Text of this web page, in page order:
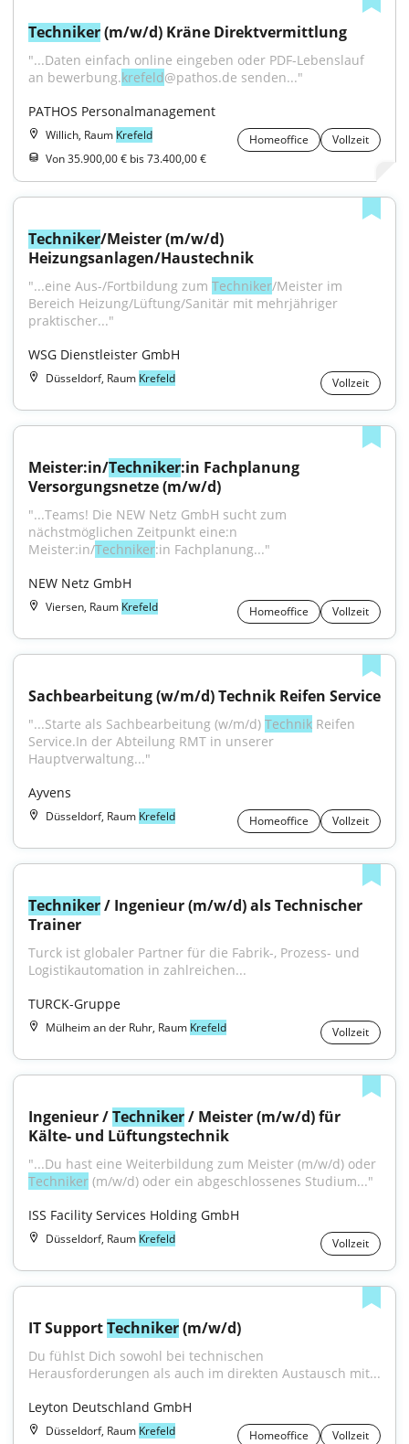
Techniker (m/w/d) Kräne Direktvermittlung
"...Daten einfach online eingeben oder PDF-Lebenslauf
an bewerbung.krefeld@pathos.de senden..."
PATHOS Personalmanagement
Willich, Raum Krefeld Homeoffice
Vollzeit
Von 35.900,00 € bis 73.400,00 €
Techniker/Meister (m/w/d)
Heizungsanlagen/Haustechnik
"...eine Aus-/Fortbildung zum Techniker/Meister im
Bereich Heizung/Lüftung/Sanitär mit mehrjähriger
praktischer..."
WSG Dienstleister GmbH
Düsseldorf, Raum Krefeld Vollzeit
Meister:in/Techniker:in Fachplanung
Versorgungsnetze (m/w/d)
"...Teams! Die NEW Netz GmbH sucht zum
nächstmöglichen Zeitpunkt eine:n
Meister:in/Techniker:in Fachplanung..."
NEW Netz GmbH
Viersen, Raum Krefeld Homeoffice Vollzeit
Sachbearbeitung (w/m/d) Technik Reifen Service
"...Starte als Sachbearbeitung (w/m/d) Technik Reifen
Service.In der Abteilung RMT in unserer
Hauptverwaltung..."
Ayvens
Düsseldorf, Raum Krefeld Homeoffice Vollzeit
Techniker / Ingenieur (m/w/d) als Technischer
Trainer
Turck ist globaler Partner für die Fabrik-, Prozess- und
Logistikautomation in zahlreichen...
TURCK-Gruppe
Mülheim an der Ruhr, Raum Krefeld Vollzeit
Ingenieur / Techniker / Meister (m/w/d) für
Kälte- und Lüftungstechnik
Techniker (m/w/d) oder ein abgeschlossenes Studium..."
ISS Facility Services Holding GmbH
Düsseldorf, Raum Krefeld Vollzeit
IT Support Techniker (m/w/d)
Du fühlst Dich sowohl bei technischen
Herausforderungen als auch im direkten Austausch mit...
Leyton Deutschland GmbH
Düsseldorf, Raum Krefeld Homeoffice Vollzeit